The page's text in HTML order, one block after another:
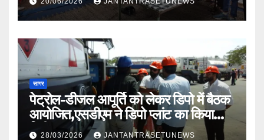
सागर
पेट्रोल-डीजल आपूर्ति को लेकर डिपो में बैठक
आयोजित,एसडीएम ने डिपो प्लांट का किया
निरीक्षण
28/03/2026 JANTANTRASETUNEWS